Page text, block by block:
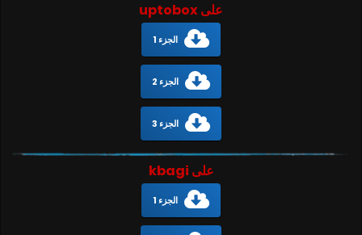
على uptobox
الجزء 1
الجزء 2
الجزء 3
على kbagi
الجزء 1